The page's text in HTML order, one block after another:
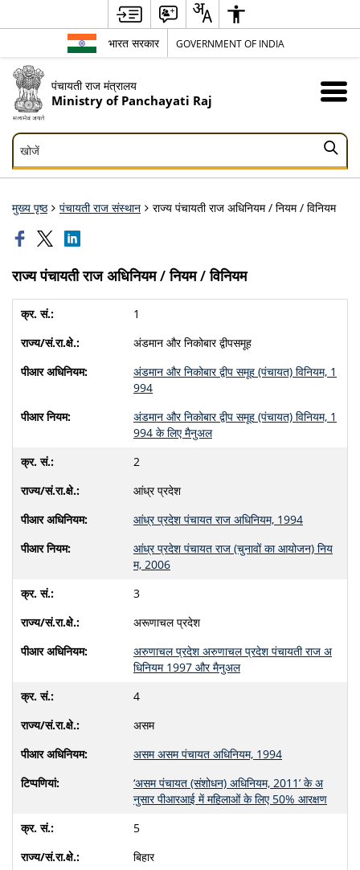
भारत सरकार GOVERNMENT OF INDIA
पंचायती राज मंत्रालय
Ministry of Panchayati Raj
खोजें
खोजें
मुख्य पृष्ठ पंचायती राज संस्थान राज्य पंचायती राज अधिनियम / नियम / विनियम
राज्य पंचायती राज अधिनियम / नियम / विनियम
1
अंडमान और निकोबार द्वीपसमूह
अंडमान और निकोबार द्वीप समूह (पंचायत) विनियम, 1
994
अंडमान और निकोबार द्वीप समूह (पंचायत) विनियम, 1
994 के लिए मैनुअल
2
आंध्र प्रदेश
आंध्र प्रदेश पंचायत राज अधिनियम, 1994
आंध्र प्रदेश पंचायत राज (चुनावों का आयोजन) निय
म, 2006
3
अरूणाचल प्रदेश
अरुणाचल प्रदेश अरुणाचल प्रदेश पंचायती राज अ
धिनियम 1997 और मैनुअल
4
असम
असम असम पंचायत अधिनियम, 1994
‘असम पंचायत (संशोधन) अधिनियम, 2011’ के अ
नुसार पीआरआई में महिलाओं के लिए 50% आरक्षण
5
बिहार